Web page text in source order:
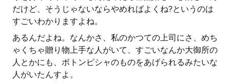
だけど、そうじゃないならやめればよくね?というのは
すごいわかりますよね。
あるんだよね。なんかさ、私のかつての上司にさ、めち
ゃくちゃ贈り物上手な人がいて、すごいなんか大御所の
人とかにも、ボトンピシャのものをあげられるみたいな
人がいたんすよ。